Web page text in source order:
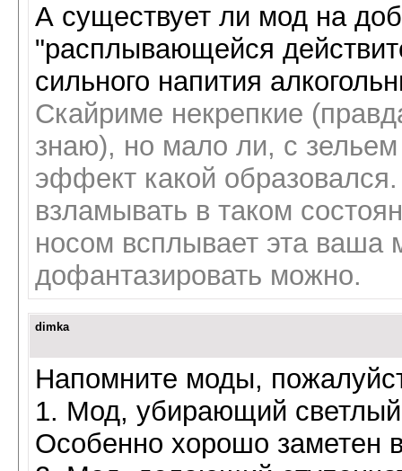
А существует ли мод на
"расплывающейся
сильного напития
Скайриме некрепкие
знаю), но мало ли, с
эффект какой
взламывать в таком
носом всплывает эта ваша
дофантазировать можно.
dimka
Напомните моды,
1. Мод, убирающий светлый
Особенно хорошо заметен